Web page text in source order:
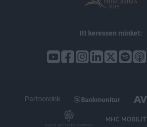
Itt keressen minket:
Partnereink